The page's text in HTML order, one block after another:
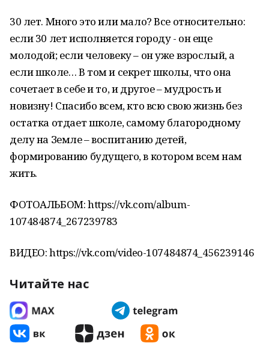
30 лет. Много это или мало? Все относительно:
если 30 лет исполняется городу - он еще
молодой; если человеку – он уже взрослый, а
если школе… В том и секрет школы, что она
сочетает в себе и то, и другое – мудрость и
новизну! Спасибо всем, кто всю свою жизнь без
остатка отдает школе, самому благородному
делу на Земле – воспитанию детей,
формированию будущего, в котором всем нам
жить.
ФОТОАЛЬБОМ: https://vk.com/album-
107484874_267239783
ВИДЕО: https://vk.com/video-107484874_456239146
Читайте нас